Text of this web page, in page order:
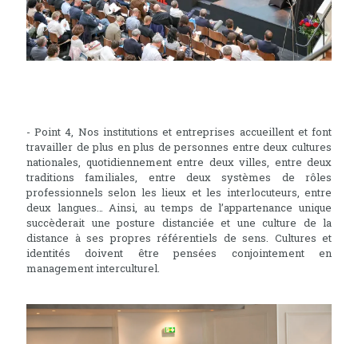
- Point 4, Nos institutions et entreprises accueillent et font
travailler de plus en plus de personnes entre deux cultures
nationales, quotidiennement entre deux villes, entre deux
traditions familiales, entre deux systèmes de rôles
professionnels selon les lieux et les interlocuteurs, entre
deux langues… Ainsi, au temps de l’appartenance unique
succèderait une posture distanciée et une culture de la
distance à ses propres référentiels de sens. Cultures et
identités doivent être pensées conjointement en
management interculturel.